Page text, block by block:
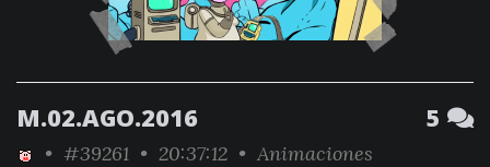
M.02.AGO.2016 5
• #39261 • 20:37:12 • Animaciones